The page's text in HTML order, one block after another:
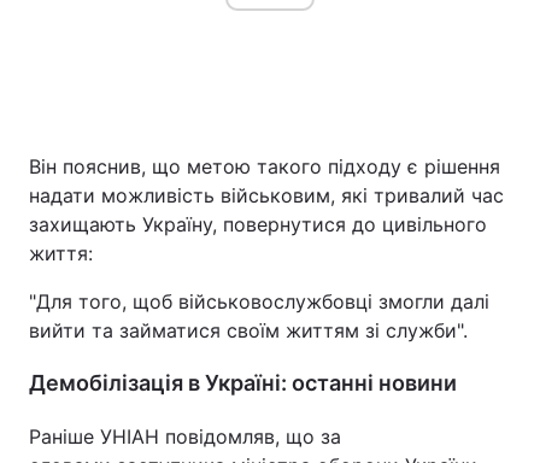
Він пояснив, що метою такого підходу є рішення
надати можливість військовим, які тривалий час
захищають Україну, повернутися до цивільного
життя:
"Для того, щоб військовослужбовці змогли далі
вийти та займатися своїм життям зі служби".
Демобілізація в Україні: останні новини
Раніше УНІАН повідомляв, що за